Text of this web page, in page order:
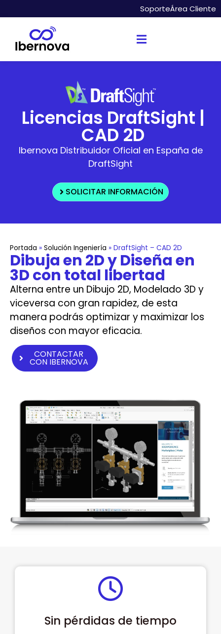
SoporteÁrea Cliente
Licencias DraftSight |
CAD 2D
Ibernova Distribuidor Oficial en España de
DraftSight
SOLICITAR INFORMACIÓN
Portada » Solución Ingeniería » DraftSight – CAD 2D
Dibuja en 2D y Diseña en
3D con total libertad
Alterna entre un Dibujo 2D, Modelado 3D y
viceversa con gran rapidez, de esta
manera podrás optimizar y maximizar los
diseños con mayor eficacia.
CONTACTAR
CON IBERNOVA
Sin pérdidas de tiempo